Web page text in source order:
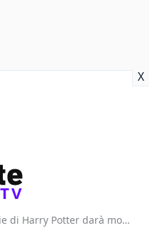
X
TV
La serie di Harry Potter darà molto più spazio a questi 10 personaggi "sacrificati" nei film